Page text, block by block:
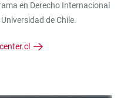
en Derecho Internacional
de Chile.